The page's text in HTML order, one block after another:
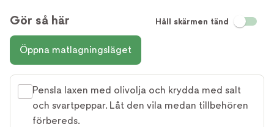
Gör så här Håll skärmen tänd
Öppna matlagningsläget
Pensla laxen med olivolja och krydda med salt
och svartpeppar. Låt den vila medan tillbehören
förbereds.